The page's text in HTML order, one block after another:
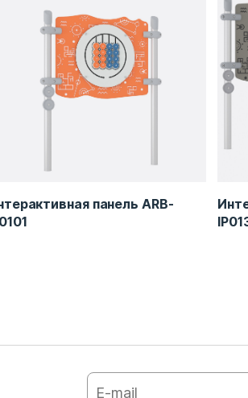
панель ARB-